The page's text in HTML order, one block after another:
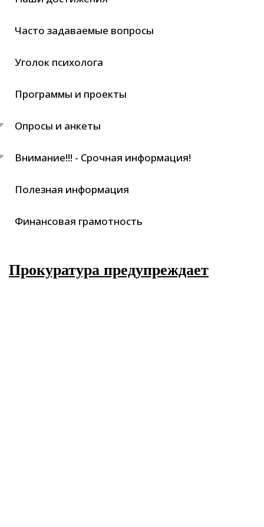
Часто задаваемые вопросы
Уголок психолога
Программы и проекты
Опросы и анкеты
Внимание!!! - Срочная информация!
Полезная информация
Финансовая грамотность
Прокуратура предупреждает